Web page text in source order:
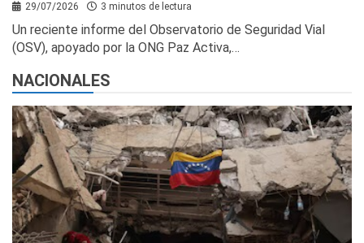
29/07/2026 3 minutos de lectura
Un reciente informe del Observatorio de Seguridad Vial
(OSV), apoyado por la ONG Paz Activa,…
NACIONALES